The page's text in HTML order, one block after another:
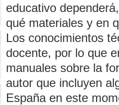
educativo
qué materiales y en
Los conocimientos
docente, por lo que
manuales sobre la
autor que incluyen
España en este